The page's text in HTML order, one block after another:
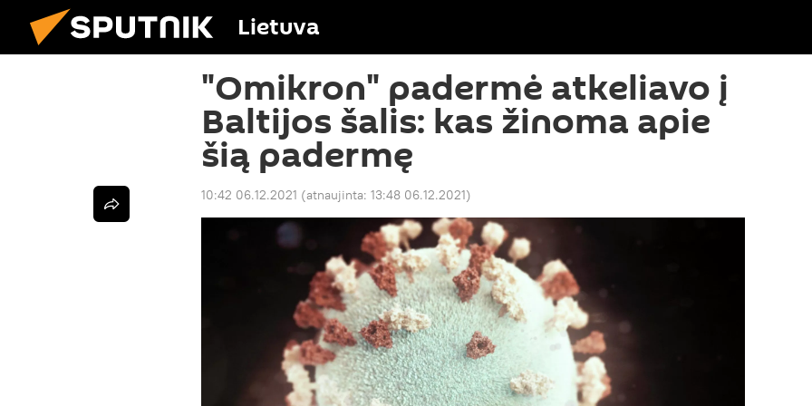
Lietuva
"Omikron" padermė atkeliavo į
Baltijos šalis: kas žinoma apie
šią padermę
10:42 06.12.2021 (atnaujinta: 13:48 06.12.2021)